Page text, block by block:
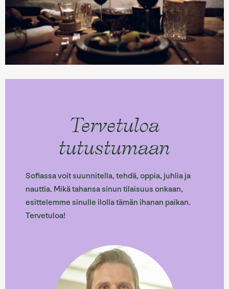
Tervetuloa
tutustumaan
Sofiassa voit suunnitella, tehdä, oppia, juhlia ja
nauttia. Mikä tahansa sinun tilaisuus onkaan,
esittelemme sinulle ilolla tämän ihanan paikan.
Tervetuloa!